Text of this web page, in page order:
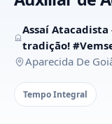
Assaí
tradição!
Aparecida De
Tempo Integral